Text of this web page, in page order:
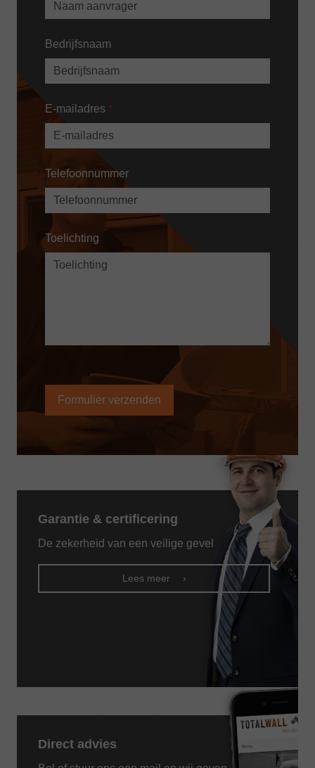
Bedrijfsnaam
E-mailadres *
Telefoonnummer
Toelichting
Garantie & certificering
De zekerheid van een veilige gevel
Lees meer
Direct advies